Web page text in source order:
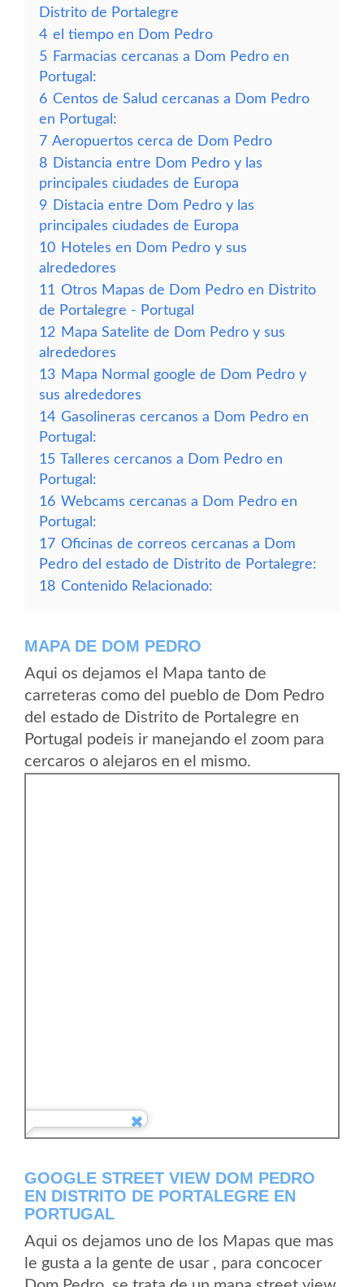
Distrito de Portalegre
4 el tiempo en Dom Pedro
5 Farmacias cercanas a Dom Pedro en
Portugal:
6 Centos de Salud cercanas a Dom Pedro
en Portugal:
7 Aeropuertos cerca de Dom Pedro
8 Distancia entre Dom Pedro y las
principales ciudades de Europa
9 Distacia entre Dom Pedro y las
principales ciudades de Europa
10 Hoteles en Dom Pedro y sus
alrededores
11 Otros Mapas de Dom Pedro en Distrito
de Portalegre - Portugal
12 Mapa Satelite de Dom Pedro y sus
alrededores
13 Mapa Normal google de Dom Pedro y
sus alrededores
14 Gasolineras cercanos a Dom Pedro en
Portugal:
15 Talleres cercanos a Dom Pedro en
Portugal:
16 Webcams cercanas a Dom Pedro en
Portugal:
17 Oficinas de correos cercanas a Dom
Pedro del estado de Distrito de Portalegre:
18 Contenido Relacionado:
MAPA DE DOM PEDRO
Aqui os dejamos el Mapa tanto de
carreteras como del pueblo de Dom Pedro
del estado de Distrito de Portalegre en
Portugal podeis ir manejando el zoom para
cercaros o alejaros en el mismo.
GOOGLE STREET VIEW DOM PEDRO
EN DISTRITO DE PORTALEGRE EN
PORTUGAL
Aqui os dejamos uno de los Mapas que mas
le gusta a la gente de usar , para concocer